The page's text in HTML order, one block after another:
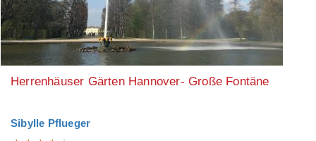
Herrenhäuser Gärten Hannover- Große Fontäne
Sibylle Pflueger